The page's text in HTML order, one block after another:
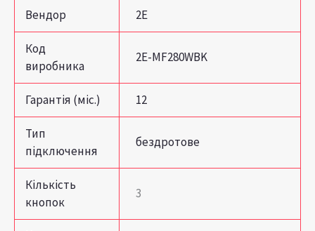
Вендор 2E
Код
виробника
2E-MF280WBK
Гарантія (міс.) 12
Тип
підключення
бездротове
Кількість
кнопок
3